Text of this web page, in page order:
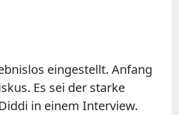
eingestellt. Anfang
Es sei der starke
in einem Interview.